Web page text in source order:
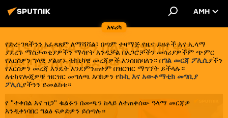
አፍሪካ
AMH
የድረ-ገጻችንን አፈጻጸም ለማሻሻል፣ በጣም ተዛማጅ የዜና ይዘቶች እና ኢላማ
ያደረጉ ማስታወቂያዎችን ማሳየት እንዲቻል በአጋሮቻችን መሳሪያዎችም ጭምር
የእርስዎን ግላዊ ያልሆኑ ቴክኒካዊ መረጃዎች እንሰበስባለን። በግል መርጃ ፖሊሲያችን
የእርስዎን መረጃ እንዴት እንደምንጠቀም በዝርዝር ማግኘት ይችላሉ።
ለቴክኖሎጂዎቹ ዝርዝር መግለጫ እባክዎን የኩኪ እና አውቶማቲክ መግቢያ
ፖሊሲያችንን ይመልከቱ።
የ "ተቀበል እና ዝጋ" ቁልፉን በመጫን ከላይ ለተጠቀሰው ዓላማ መርጃዎ
እንዲቀነባበር ግልፅ ፍቃድዎን ይሰጣሉ።
81ኛው የድል ቀን ሰልፍ በሞስኮ ቀዩ
አደባባይ እየተካሄደ ነው
09:57 09.05.2026